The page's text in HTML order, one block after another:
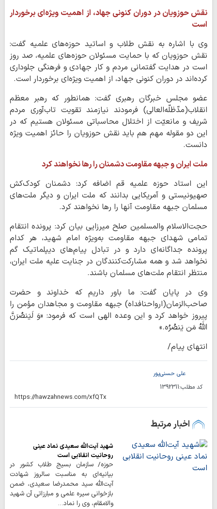
نقش حوزویان در دوران کنونی جهاد، از اهمیت ویژه‌ای برخوردار
است
وی با اشاره به نقش طلاب و اساتید حوزه‌های علمیه گفت:
نقش حوزویان که با حمایت مسئولان حوزه‌های علمیه، صد روز
است در هدایت گفتمانی مردم و کار جهادی و فرهنگی جلوداری
کرده‌اند در دوران کنونی جهاد، از اهمیت ویژه‌ای برخوردار است.
عضو مجلس خبرگان رهبری گفت: همانطور که رهبر معظم
انقلاب(مدّظلّه‌العالی) فرمودند نیازمند تقویت تاب‌آوری مردم
شریف و مانعیّت از اختلال محاسباتی مسئولان هستیم که در
این دو مقوله مهم هم باید نقش حوزویان را حائز اهمیت ویژه
دانست.
ملت ایران و جبهه مقاومت دشمنان را رها نخواهند کرد
این استاد حوزه علمیه قم اضافه کرد: دشمنان کودک‌کش
صهیونیستی و آمریکایی بدانند که ملت ایران و دیگر ملت‌های
مسلمان جبهه مقاومت آنها را رها نخواهند کرد.
حجت‌الاسلام والمسلمین صلح میرزایی بیان کرد: پرونده انتقام
تمامی شهدای جبهه مقاومت به‌ویژه امام شهید، هر کدام
پرونده جداگانه‌ای دارد و در تبادل پیام‌های دیپلماتیک گم
نخواهد شد و همه مشارکت‌کنندگان در جنایت علیه ملت ایران،
منتظر انتقام ملت‌های مسلمان باشند.
وی در پایان گفت: ما باور داریم که خداوند و حضرت
صاحب‌الزمان(ارواحنافداه) جبهه مقاومت و مجاهدان مؤمن را
پیروز خواهد کرد و این وعده الهی است که فرمود: «وَ لَیَنصُرَنَّ
اللَهُ ‌مَن یَنصُرُه.»
انتهای پیام/
علی حسنی‌پور
کد مطلب:1392311
اخبار مرتبط
شهید آیت‌الله سعیدی نماد عینی
روحانیت انقلابی است
حوزه/ سازمان بسیج طلاب کشور در
بیانیه‌ای به مناسبت سالروز شهادت
آیت‌الله سید محمدرضا سعیدی، ضمن
بازخوانی سیره علمی و مبارزاتی آن شهید
والامقام، وی را نماد…